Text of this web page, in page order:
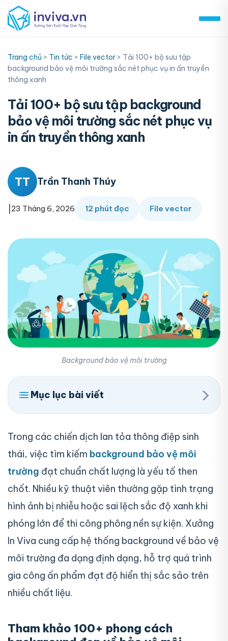
Skip
to
content
Trang chủ > Tin tức > File vector > Tải 100+ bộ sưu tập
background bảo vệ môi trường sắc nét phục vụ in ấn truyền
thông xanh
Tải 100+ bộ sưu tập background
bảo vệ môi trường sắc nét phục vụ
in ấn truyền thông xanh
TT Trần Thanh Thúy
23 Tháng 6, 2026 12 phút đọc File vector
Background bảo vệ môi trường
Mục lục bài viết ›
Trong các chiến dịch lan tỏa thông điệp sinh
thái, việc tìm kiếm background bảo vệ môi
trường đạt chuẩn chất lượng là yếu tố then
chốt. Nhiều kỹ thuật viên thường gặp tình trạng
hình ảnh bị nhiễu hoặc sai lệch sắc độ xanh khi
phóng lớn để thi công phông nền sự kiện. Xưởng
In Viva cung cấp hệ thống background về bảo vệ
môi trường đa dạng định dạng, hỗ trợ quá trình
gia công ấn phẩm đạt độ hiển thị sắc sảo trên
nhiều chất liệu.
Tham khảo 100+ phong cách